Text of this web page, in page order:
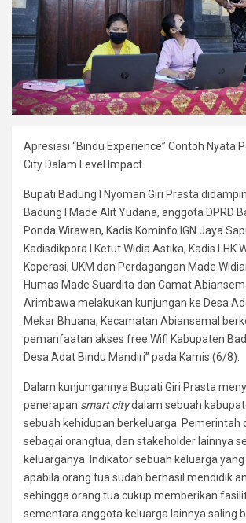
Apresiasi “Bindu Experience” Contoh Nyata
City Dalam Level Impact
Bupati Badung I Nyoman Giri Prasta
Badung I Made Alit Yudana, anggota DPRD
Ponda Wirawan, Kadis Kominfo IGN Jaya
Kadisdikpora I Ketut Widia Astika, Kadis LHK
Koperasi, UKM dan Perdagangan Made
Humas Made Suardita dan Camat
Arimbawa melakukan kunjungan ke Desa
Mekar Bhuana, Kecamatan Abiansemal
pemanfaatan akses free Wifi Kabupaten
Desa Adat Bindu Mandiri” pada Kamis (6/8).
Dalam kunjungannya Bupati Giri Prasta
penerapan smart citydalam sebuah
sebuah kehidupan berkeluarga. Pemerintah
sebagai orangtua, dan stakeholder lainnya
keluarganya. Indikator sebuah keluarga
apabila orang tua sudah berhasil mendidik
sehingga orang tua cukup memberikan
sementara anggota keluarga lainnya saling